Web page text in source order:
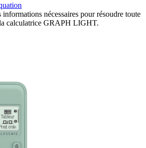
nécessaires pour résoudre toute
calculatrice GRAPH LIGHT.